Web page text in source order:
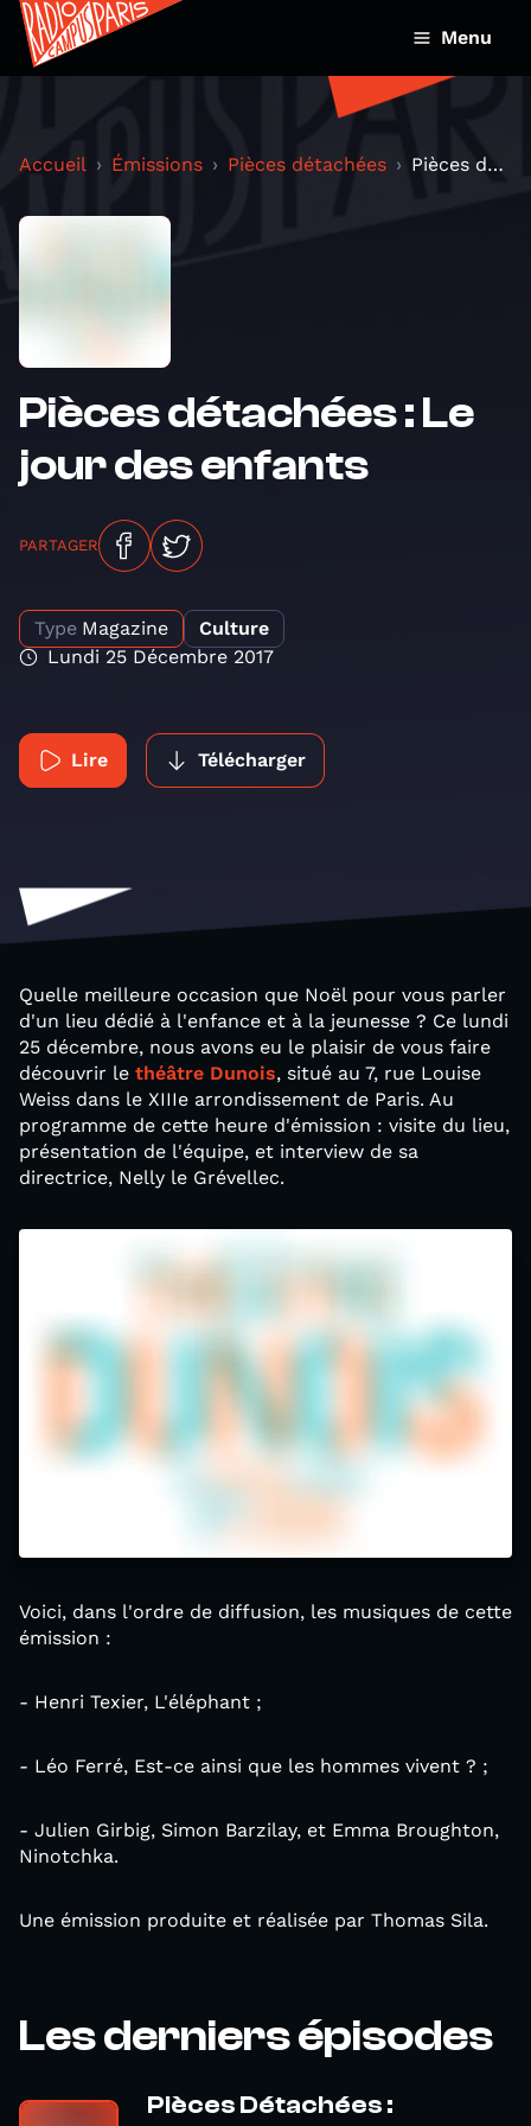
Menu
Accueil Émissions Pièces détachées Pièces détachées : Le jour des enfants
Pièces détachées : Le
jour des enfants
PARTAGER
Type Magazine
Culture
Lundi 25 Décembre 2017
Lire Télécharger
Quelle meilleure occasion que Noël pour vous parler
d'un lieu dédié à l'enfance et à la jeunesse ? Ce lundi
25 décembre, nous avons eu le plaisir de vous faire
découvrir le théâtre Dunois, situé au 7, rue Louise
Weiss dans le XIIIe arrondissement de Paris. Au
programme de cette heure d'émission : visite du lieu,
présentation de l'équipe, et interview de sa
directrice, Nelly le Grévellec.
Voici, dans l'ordre de diffusion, les musiques de cette
émission :
- Henri Texier, L'éléphant ;
- Léo Ferré, Est-ce ainsi que les hommes vivent ? ;
- Julien Girbig, Simon Barzilay, et Emma Broughton,
Ninotchka.
Une émission produite et réalisée par Thomas Sila.
Les derniers épisodes
Pièces Détachées :